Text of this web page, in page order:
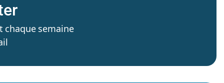
chaque semaine